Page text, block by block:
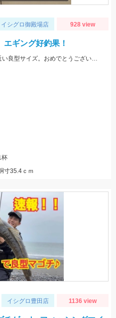
イシグロ御殿場店 928 view
ギング好釣果！
お客様からの釣り情報です。２ｋｇ近い良型サイズ。おめでとうございます。
杯
寸35.4ｃｍ
イシグロ豊田店 1136 view